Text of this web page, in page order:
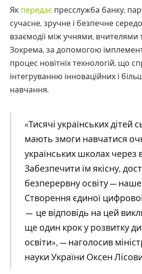
Як передає пресслужба банку,
сучасне, зручне і безпечне
взаємодії між учнями, вчителями
Зокрема, за допомогою
процес новітніх технологій, що
інтегруванню інноваційних і
навчання.
«Тисячі українських дітей
мають змоги навчатися
українських школах через
Забезпечити їм якісну,
безперервну освіту —
Створення єдиної
— це відповідь на цей
ще один крок у розвитку
освіти», — наголосив
науки України Оксен